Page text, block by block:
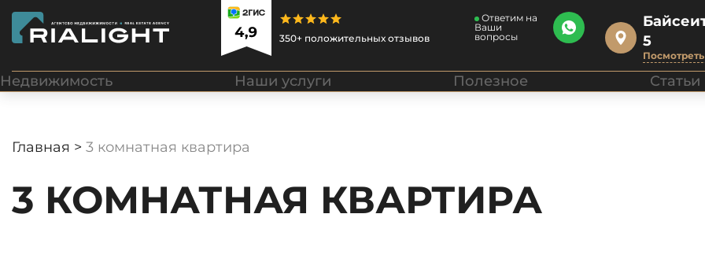
350+ положительных отзывов
Ответим на
Ваши
вопросы
5
Недвижимость Наши услуги Полезное Статьи
Главная > 3 комнатная квартира
3 КОМНАТНАЯ КВАРТИРА